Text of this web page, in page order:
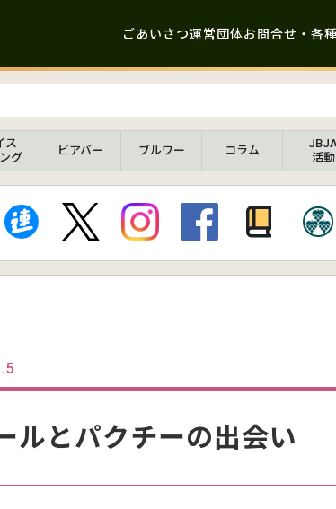
ごあいさつ運営団体お問合せ・各
ス
グ
ビアバー ブルワー コラム
活動
ルとパクチーの出会い